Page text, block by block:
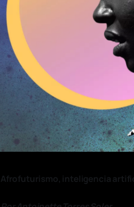
Afrofuturismo, inteligencia